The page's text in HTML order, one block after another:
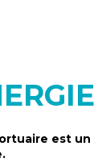
est